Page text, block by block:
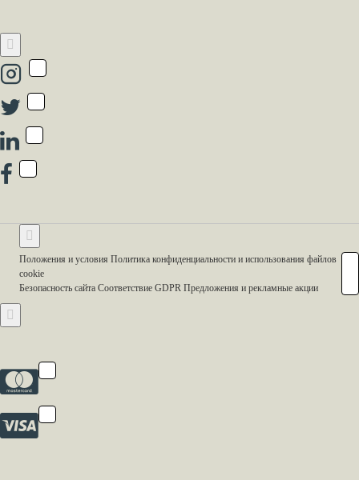
Положения и условия Политика конфиденциальности и использования файлов
cookie
Безопасность сайта Соответствие GDPR Предложения и рекламные акции